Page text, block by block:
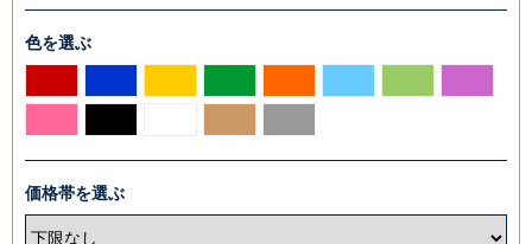
色を選ぶ
価格帯を選ぶ